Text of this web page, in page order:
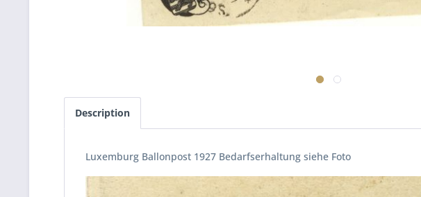
Description
Luxemburg Ballonpost 1927 Bedarfserhaltung siehe Foto